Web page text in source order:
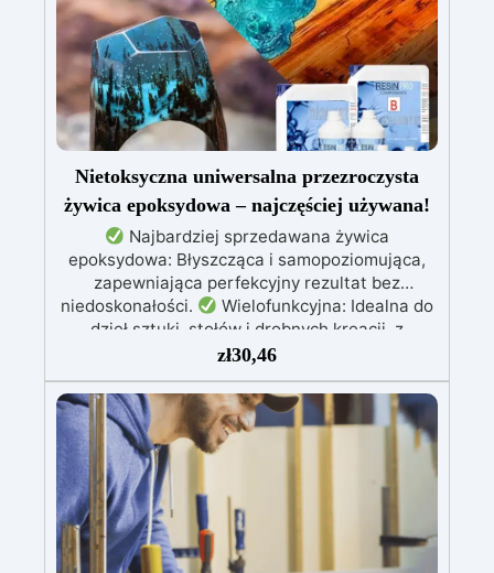
Nietoksyczna uniwersalna przezroczysta
żywica epoksydowa – najczęściej używana!
Najbardziej sprzedawana żywica
epoksydowa: Błyszcząca i samopoziomująca,
zapewniająca perfekcyjny rezultat bez
niedoskonałości.
Wielofunkcyjna: Idealna do
dzieł sztuki, stołów i drobnych kreacji, z
możliwością wylewania od 1 mm do 2 cm.
Odporna na zarysowania i promieniowanie UV:
Gwarantuje trwałe, intensywne i nienaruszone
prace, które nie żółkną z biegiem czasu.
Niska lepkość i formuła przeciwbąbelkowa: Dla
perfekcyjnych rezultatów, idealna do wlewania
do form i zatapiania.
Certyfikowana jako
bezpieczna po utwardzeniu: Bezpieczna w
kontakcie ze skórą, wolna od BPA i VoC,
zapewniając bezpieczeństwo i wysoką jakość.
zł30,46